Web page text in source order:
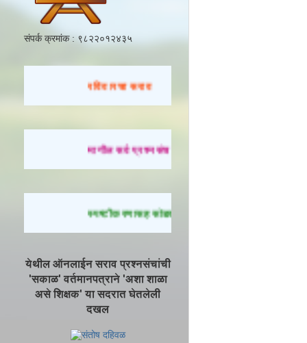
संपर्क क्रमांक : ९८२२०१२४३५
रविवारचा सराव
मागील सर्व प्रश्नसंच सोडवण्यासाठी येथे क्लिक करा.
स्पष्टीकरणासह सोडवलेले प्रश्न पाहण्यासाठी येथे क्लिक
येथील ऑनलाईन सराव प्रश्नसंचांची
'सकाळ' वर्तमानपत्राने 'अशा शाळा
असे शिक्षक' या सदरात घेतलेली
दखल